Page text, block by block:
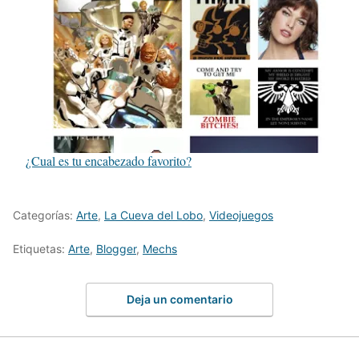
¿Cual es tu encabezado favorito?
Categorías: Arte, La Cueva del Lobo, Videojuegos
Etiquetas: Arte, Blogger, Mechs
Deja un comentario